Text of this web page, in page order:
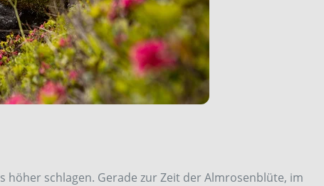
höher schlagen. Gerade zur Zeit der Almrosenblüte, im